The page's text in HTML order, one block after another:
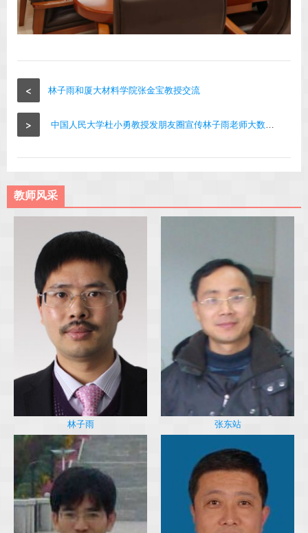
< 林子雨和厦大材料学院张金宝教授交流
> 中国人民大学杜小勇教授发朋友圈宣传林子雨老师大数据教学工作
教师风采
林子雨 张东站